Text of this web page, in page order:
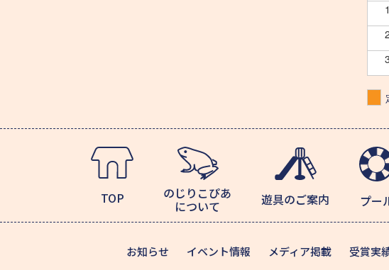
TOP のじりこぴあ
について 遊具のご案内 プー
お知らせ イベント情報 メディア掲載 受賞実